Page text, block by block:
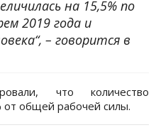
на 15,5% по
2019 года и
– говорится в
что количество
от общей рабочей силы.